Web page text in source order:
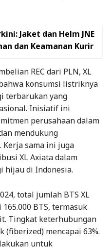
Jaket dan Helm JNE
dan Keamanan Kurir
REC dari PLN, XL
konsumsi listriknya
terbarukan yang
Inisiatif ini
perusahaan dalam
mendukung
sama ini juga
XL Axiata dalam
hijau di Indonesia.
total jumlah BTS XL
BTS, termasuk
Tingkat keterhubungan
mencapai 63%.
untuk